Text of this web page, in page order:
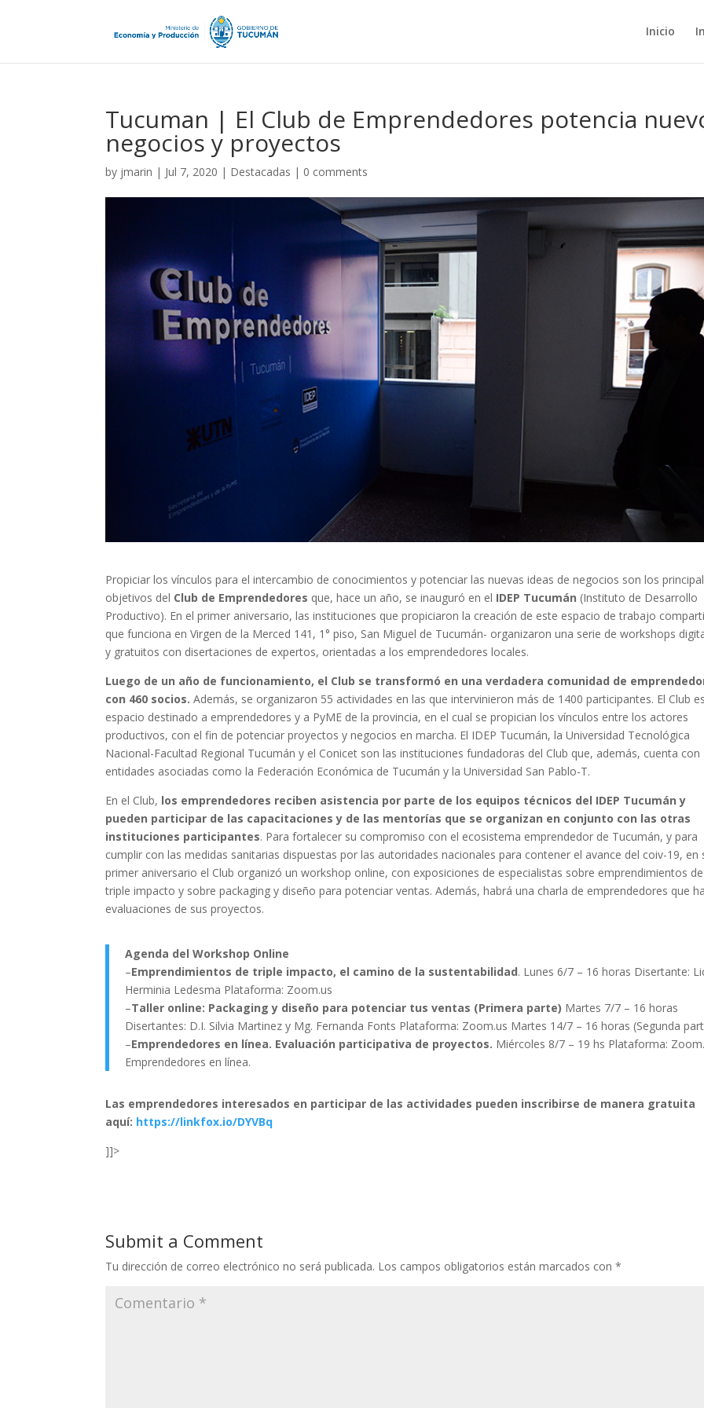
Inicio
Tucuman | El Club de Emprendedores potencia
negocios y proyectos
by jmarin | Jul 7, 2020 | Destacadas | 0 comments
Propiciar los vínculos para el intercambio de conocimientos y potenciar las nuevas ideas de negocios son los
objetivos del Club de Emprendedores que, hace un año, se inauguró en el IDEP Tucumán (Instituto de Desarrollo
Productivo). En el primer aniversario, las instituciones que propiciaron la creación de este espacio de trabajo
que funciona en Virgen de la Merced 141, 1° piso, San Miguel de Tucumán- organizaron una serie de workshops
y gratuitos con disertaciones de expertos, orientadas a los emprendedores locales.
Luego de un año de funcionamiento, el Club se transformó en una verdadera comunidad de
con 460 socios. Además, se organizaron 55 actividades en las que intervinieron más de 1400 participantes. El Club
espacio destinado a emprendedores y a PyME de la provincia, en el cual se propician los vínculos entre los actores
productivos, con el fin de potenciar proyectos y negocios en marcha. El IDEP Tucumán, la Universidad Tecnológica
Nacional-Facultad Regional Tucumán y el Conicet son las instituciones fundadoras del Club que, además, cuenta con
entidades asociadas como la Federación Económica de Tucumán y la Universidad San Pablo-T.
En el Club, los emprendedores reciben asistencia por parte de los equipos técnicos del IDEP Tucumán y
pueden participar de las capacitaciones y de las mentorías que se organizan en conjunto con las otras
instituciones participantes. Para fortalecer su compromiso con el ecosistema emprendedor de Tucumán, y para
cumplir con las medidas sanitarias dispuestas por las autoridades nacionales para contener el avance del coiv-19, en
primer aniversario el Club organizó un workshop online, con exposiciones de especialistas sobre emprendimientos de
triple impacto y sobre packaging y diseño para potenciar ventas. Además, habrá una charla de emprendedores que
evaluaciones de sus proyectos.
Agenda del Workshop Online
–Emprendimientos de triple impacto, el camino de la sustentabilidad. Lunes 6/7 – 16 horas Disertante:
Herminia Ledesma Plataforma: Zoom.us
–Taller online: Packaging y diseño para potenciar tus ventas (Primera parte) Martes 7/7 – 16 horas
Disertantes: D.I. Silvia Martinez y Mg. Fernanda Fonts Plataforma: Zoom.us Martes 14/7 – 16 horas (Segunda
–Emprendedores en línea. Evaluación participativa de proyectos. Miércoles 8/7 – 19 hs Plataforma:
Emprendedores en línea.
Las emprendedores interesados en participar de las actividades pueden inscribirse de manera gratuita
aquí: https://linkfox.io/DYVBq
]]>
Submit a Comment
Tu dirección de correo electrónico no será publicada. Los campos obligatorios están marcados con*